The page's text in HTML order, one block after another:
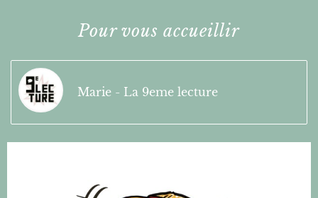
Pour vous accueillir
Marie - La 9eme lecture